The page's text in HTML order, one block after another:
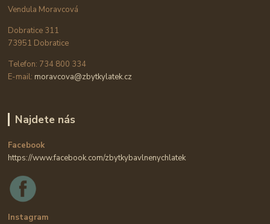
Vendula Moravcová
Dobratice 311
73951 Dobratice
Telefon: 734 800 334
E-mail: moravcova@zbytkylatek.cz
Najdete nás
Facebook
https://www.facebook.com/zbytkybavlnenychlatek
Instagram